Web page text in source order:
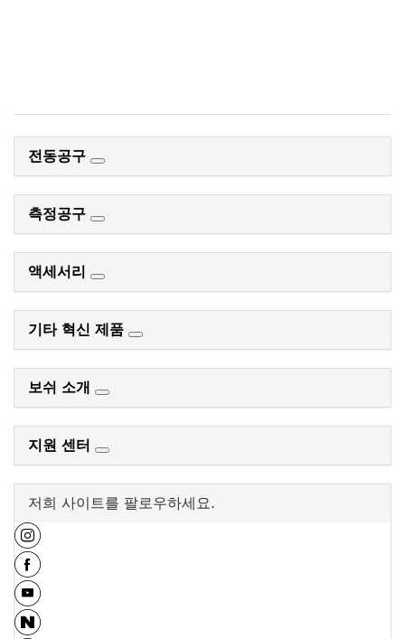
전동공구
측정공구
액세서리
기타 혁신 제품
보쉬 소개
지원 센터
저희 사이트를 팔로우하세요.